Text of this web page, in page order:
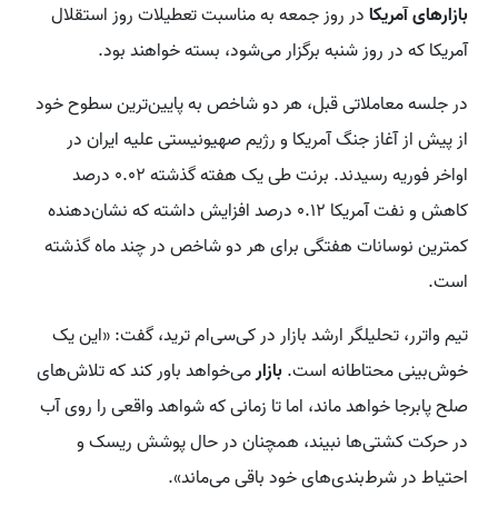
بازارهای آمریکادر روز جمعه به مناسبت تعطیلات روز استقلال
آمریکا که در روز شنبه برگزار می‌شود، بسته خواهند بود.
در جلسه معاملاتی قبل، هر دو شاخص به پایین‌ترین سطوح خود
از پیش از آغاز جنگ آمریکا و رژیم صهیونیستی علیه ایران در
اواخر فوریه رسیدند. برنت طی یک هفته گذشته 0.02 درصد
کاهش و نفت آمریکا 0.12 درصد افزایش داشته که نشان‌دهنده
کمترین نوسانات هفتگی برای هر دو شاخص در چند ماه گذشته
است.
تیم واترر، تحلیلگر ارشد بازار در کی‌سی‌ام ترید، گفت: «این یک
خوش‌بینی محتاطانه است.بازارمی‌خواهد باور کند که تلاش‌های
صلح پابرجا خواهد ماند، اما تا زمانی که شواهد واقعی را روی آب
در حرکت کشتی‌ها نبیند، همچنان در حال پوشش ریسک و
احتیاط در شرط‌بندی‌های خود باقی می‌ماند».